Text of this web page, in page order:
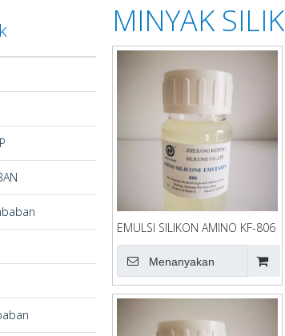
MINYAK
EMULSI SILIKON AMINO KF-806
Menanyakan